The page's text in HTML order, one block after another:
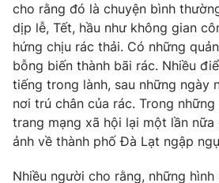
Phim VTV
Hậu trường
Nhân vật
Khán giả
Giải sao mai
Giải trí
Điện ảnh
Âm nhạc
Sao
Đời sống
Du lịch
Làm đẹp
Giáo dục
Tuyển sinh
Học trực tuyến
cho rằng đó là chuyện bình
dịp lễ, Tết, hầu như không gian
hứng chịu rác thải. Có những
bỗng biến thành bãi rác. Nhiều
tiếng trong lành, sau những ngày
nơi trú chân của rác. Trong
trang mạng xã hội lại một lần nữa
ảnh về thành phố Đà Lạt ngập
Nhiều người cho rằng, những